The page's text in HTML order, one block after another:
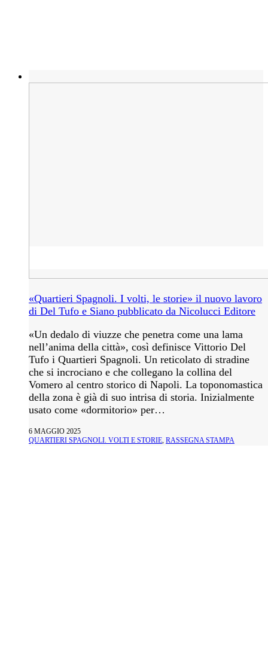
«Quartieri Spagnoli. I volti, le storie» il nuovo lavoro
di Del Tufo e Siano pubblicato da Nicolucci Editore
«Un dedalo di viuzze che penetra come una lama
nell’anima della città», così definisce Vittorio Del
Tufo i Quartieri Spagnoli. Un reticolato di stradine
che si incrociano e che collegano la collina del
Vomero al centro storico di Napoli. La toponomastica
della zona è già di suo intrisa di storia. Inizialmente
usato come «dormitorio» per…
6 MAGGIO 2025
QUARTIERI SPAGNOLI. VOLTI E STORIE, RASSEGNA STAMPA